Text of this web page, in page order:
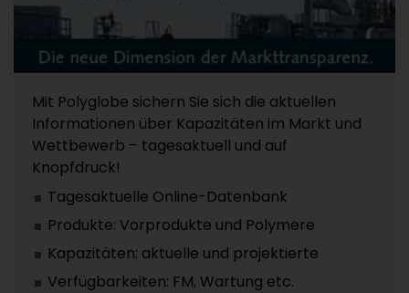
Mit Polyglobe sichern Sie sich die aktuellen
Informationen über Kapazitäten im Markt und
Wettbewerb – tagesaktuell und auf
Knopfdruck!
Tagesaktuelle Online-Datenbank
Produkte: Vorprodukte und Polymere
Kapazitäten: aktuelle und projektierte
Verfügbarkeiten: FM, Wartung etc.